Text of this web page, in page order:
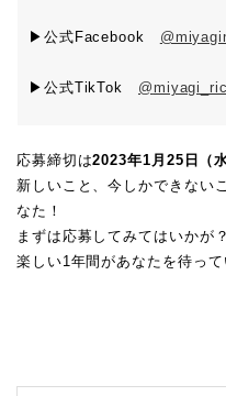
▶公式Facebook
▶公式TikTok @
応募締切は2023年1月25日（水
新しいこと、今しかできない
なた！
まずは応募してみてはいかが？
楽しい1年間があなたを待って